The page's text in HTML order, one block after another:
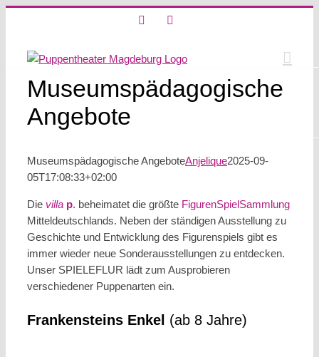
Museumspädagogische
Angebote
Museumspädagogische AngeboteAnjelique2025-09-
05T17:08:33+02:00
Die villa p. beheimatet die größte Figuren­SpielSammlung
Mitteldeutschlands. Neben der ständigen Ausstellung zu
Geschichte und Entwicklung des Figurenspiels gibt es
immer wieder neue Sonderausstellungen zu entdecken.
Unser SPIELEFLUR lädt zum Ausprobieren
verschiedener Puppenarten ein.
Frankensteins Enkel (ab 8 Jahre)